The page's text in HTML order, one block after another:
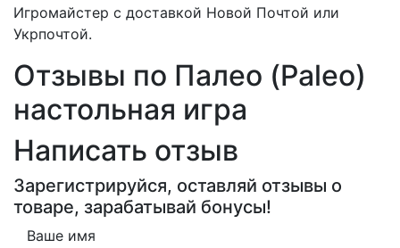
Игромайстер с доставкой Новой Почтой или
Укрпочтой.
Отзывы по Палео (Paleo)
настольная игра
Написать отзыв
Зарегистрируйся, оставляй отзывы о
товаре, зарабатывай бонусы!
Ваше имя